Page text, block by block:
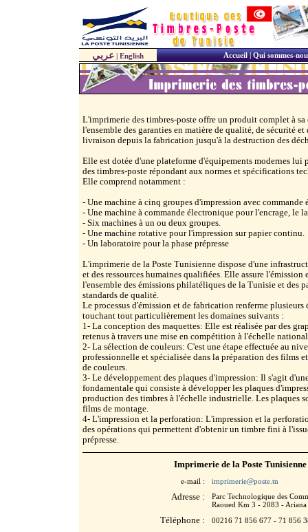
عربي | English Accueil|Qui sommes-
L'imprimerie des timbres-poste offre un produit complet à
l'ensemble des garanties en matière de qualité, de sécurité et
livraison depuis la fabrication jusqu'à la destruction des
Elle est dotée d'une plateforme d'équipements modernes lui
des timbres-poste répondant aux normes et spécifications
Elle comprend notamment :
- Une machine à cinq groupes d'impression avec commande
- Une machine à commande électronique pour l'encrage, le
- Six machines à un ou deux groupes.
- Une machine rotative pour l'impression sur papier continu.
- Un laboratoire pour la phase prépresse
L'imprimerie de la Poste Tunisienne dispose d'une
et des ressources humaines qualifiées. Elle assure
l'ensemble des émissions philatéliques de la Tunisie et des
standards de qualité.
Le processus d'émission et de fabrication renferme plusieurs
touchant tout particulièrement les domaines suivants :
1- La conception des maquettes: Elle est réalisée par des
retenus à travers une mise en compétition à l'échelle
2- La sélection de couleurs: C'est une étape effectuée au
professionnelle et spécialisée dans la préparation des films
de couleurs.
3- Le développement des plaques d'impression: Il s'agit
fondamentale qui consiste à développer les plaques
production des timbres à l'échelle industrielle. Les plaques
films de montage.
4- L'impression et la perforation: L'impression et la
des opérations qui permettent d'obtenir un timbre fini à
prépresse.
Imprimerie de la Poste Tunisienne
e-mail : imprimerie@poste.tn
Adresse :
Parc Technologique des
Raoued Km 3 - 2083 - Ariana
Téléphone : 00216 71 856 677 - 71 856